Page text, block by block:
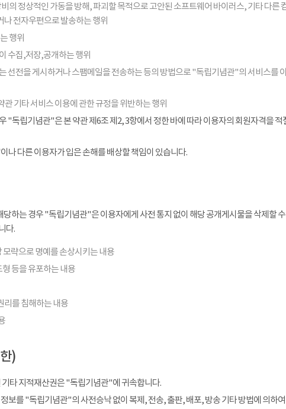
의 정상적인 가동을 방해, 파괴할 목적으로 고안된 소프트웨어 바이러스, 기타 다른
전자우편으로 발송하는 행위
행위
수집,저장,공개하는 행위
선전을 게시하거나 스팸메일을 전송하는 등의 방법으로 "독립기념관"의 서비스를
기타 서비스 이용에 관한 규정을 위반하는 행위
"독립기념관"은 본 약관 제6조 제2, 3항에서 정한 바에 따라 이용자의 회원자격을 적
나 다른 이용자가 입은 손해를 배상할 책임이 있습니다.
하는 경우 "독립기념관"은 이용자에게 사전 통지 없이 해당 공개게시물을 삭제할
다.
략으로 명예를 손상시키는 내용
등을 유포하는 내용
리를 침해하는 내용
)
타 지적재산권은 "독립기념관"에 귀속합니다.
보를 "독립기념관"의 사전승낙 없이 복제, 전송, 출판, 배포, 방송 기타 방법에 의하